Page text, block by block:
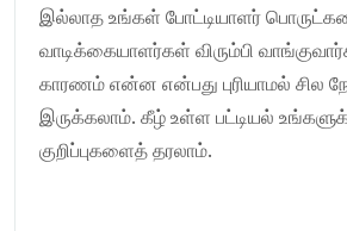
இல்லாத உங்கள் போட்டியாளர்
வாடிக்கையாளர்கள் விரும்பி
காரணம் என்ன என்பது புரியாமல் சில
இருக்கலாம். கீழ் உள்ள பட்டியல்
குறிப்புகளைத் தரலாம்.